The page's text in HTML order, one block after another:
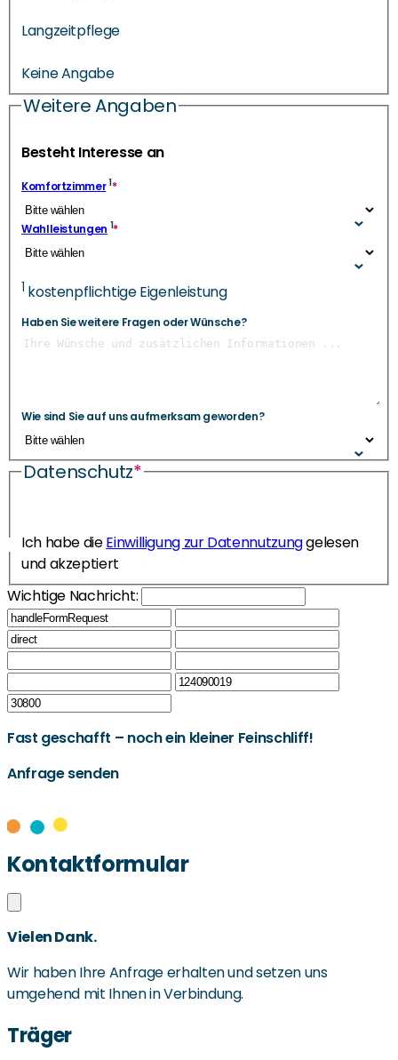
Langzeitpflege
Keine Angabe
Weitere Angaben
Besteht Interesse an
Komfortzimmer1*
Wahlleistungen 1*
1 kostenpflichtige Eigenleistung
Haben Sie weitere Fragen oder Wünsche?
Wie sind Sie auf uns aufmerksam geworden?
Datenschutz*
Ich habe dieEinwilligung zur Datennutzunggelesen
und akzeptiert
Wichtige Nachricht:
Fast geschafft – noch ein kleiner Feinschliff!
Anfrage senden
Kontaktformular
Vielen Dank.
Wir haben Ihre Anfrage erhalten und setzen uns
umgehend mit Ihnen in Verbindung.
Träger